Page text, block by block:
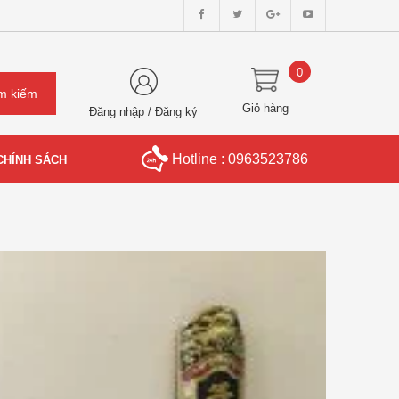
Đăng nhập /Đăng ký Giỏ hàng
0
SÁCH Hotline : 0963523786